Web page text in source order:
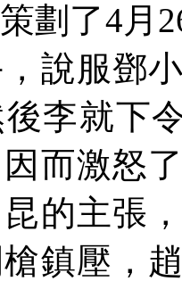
劃了4月
說服鄧
李就下
而激怒
的主張
鎮壓，